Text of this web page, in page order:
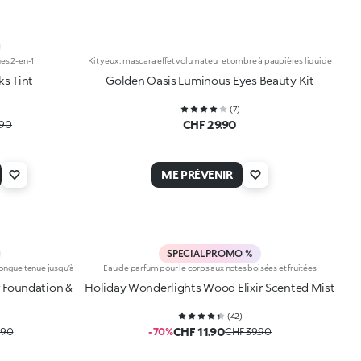
2-en-1
Tint
Kit yeux : mascara effet volumateur et ombre à paupières liquide
Golden Oasis Luminous Eyes Beauty Kit
(7)
CHF 29.90
ME PRÉVENIR
tenue jusqu’à
&
SPECIAL PROMO %
Eau de parfum pour le corps aux notes boisées et fruitées
Holiday Wonderlights Wood Elixir Scented Mist
(42)
-70%CHF 11.90CHF 39.90